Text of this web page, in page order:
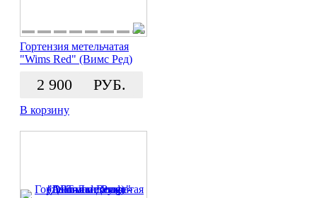
Гортензия метельчатая
"Wims Red" (Вимс Ред)
2 900 РУБ.
В корзину